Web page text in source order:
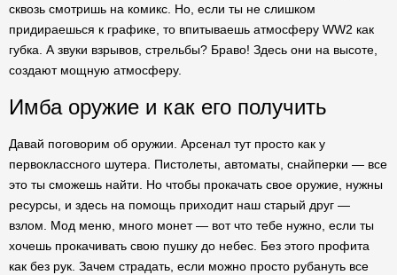
сквозь смотришь на комикс. Но, если ты не слишком
придираешься к графике, то впитываешь атмосферу WW2 как
губка. А звуки взрывов, стрельбы? Браво! Здесь они на высоте,
создают мощную атмосферу.
Имба оружие и как его получить
Давай поговорим об оружии. Арсенал тут просто как у
первоклассного шутера. Пистолеты, автоматы, снайперки — все
это ты сможешь найти. Но чтобы прокачать свое оружие, нужны
ресурсы, и здесь на помощь приходит наш старый друг —
взлом. Мод меню, много монет — вот что тебе нужно, если ты
хочешь прокачивать свою пушку до небес. Без этого профита
как без рук. Зачем страдать, если можно просто рубануть все